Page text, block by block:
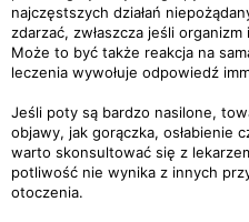
najczęstszych działań
zdarzać, zwłaszcza jeśli
Może to być także reakcja na
leczenia wywołuje odpowiedź
Jeśli poty są bardzo nasilone,
objawy, jak gorączka, osłabienie
warto skonsultować się z
potliwość nie wynika z innych
otoczenia.